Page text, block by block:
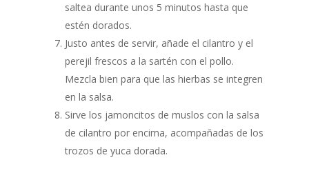
saltea durante unos 5 minutos hasta que
estén dorados.
Justo antes de servir, añade el cilantro y el
perejil frescos a la sartén con el pollo.
Mezcla bien para que las hierbas se integren
en la salsa.
Sirve los jamoncitos de muslos con la salsa
de cilantro por encima, acompañadas de los
trozos de yuca dorada.